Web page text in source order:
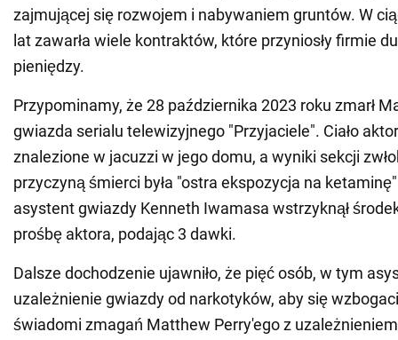
zajmującej się rozwojem i nabywaniem gruntów. W
lat zawarła wiele kontraktów, które przyniosły firmie
pieniędzy.
Przypominamy, że 28 października 2023 roku zmarł
gwiazda serialu telewizyjnego "Przyjaciele". Ciało
znalezione w jacuzzi w jego domu, a wyniki sekcji
przyczyną śmierci była "ostra ekspozycja na
asystent gwiazdy Kenneth Iwamasa wstrzyknął
prośbę aktora, podając 3 dawki.
Dalsze dochodzenie ujawniło, że pięć osób, w tym
uzależnienie gwiazdy od narkotyków, aby się
świadomi zmagań Matthew Perry'ego z